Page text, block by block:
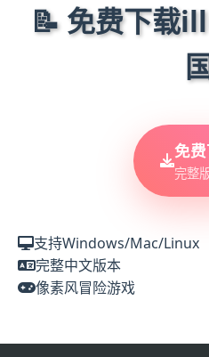
📝 免费下载
免
完整
支持Windows/Mac/Linux
完整中文版本
像素风冒险游戏